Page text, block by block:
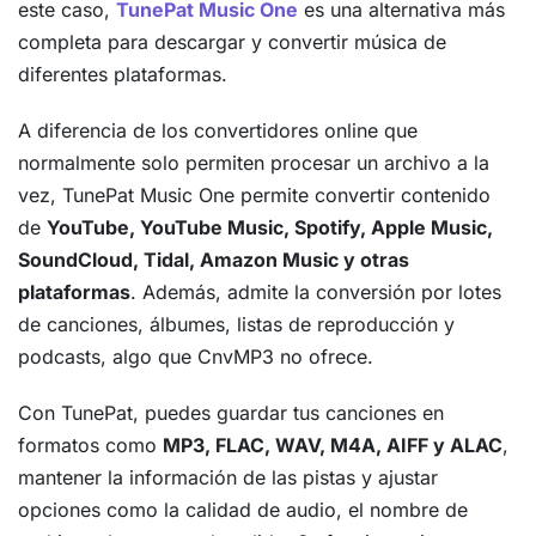
este caso, TunePat Music One es una alternativa más
completa para descargar y convertir música de
diferentes plataformas.
A diferencia de los convertidores online que
normalmente solo permiten procesar un archivo a la
vez, TunePat Music One permite convertir contenido
de YouTube, YouTube Music, Spotify, Apple Music,
SoundCloud, Tidal, Amazon Music y otras
plataformas. Además, admite la conversión por lotes
de canciones, álbumes, listas de reproducción y
podcasts, algo que CnvMP3 no ofrece.
Con TunePat, puedes guardar tus canciones en
formatos como MP3, FLAC, WAV, M4A, AIFF y ALAC,
mantener la información de las pistas y ajustar
opciones como la calidad de audio, el nombre de